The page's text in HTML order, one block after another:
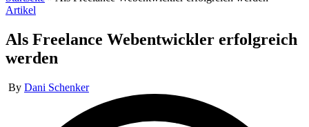
Posted
Artikel
Als Freelance Webentwickler erfolgreich
werden
Posted
By Dani Schenker